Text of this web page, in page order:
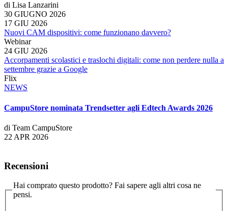
di Lisa Lanzarini
30 GIUGNO 2026
17 GIU 2026
Nuovi CAM dispositivi: come funzionano davvero?
Webinar
24 GIU 2026
Accorpamenti scolastici e traslochi digitali: come non perdere nulla a
settembre grazie a Google
Flix
NEWS
CampuStore nominata Trendsetter agli Edtech Awards 2026
di Team CampuStore
22 APR 2026
Recensioni
Hai comprato questo prodotto? Fai sapere agli altri cosa ne
pensi.